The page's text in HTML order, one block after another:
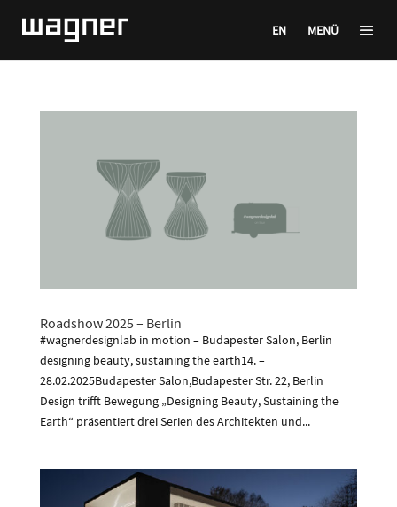
EN MENÜ
Roadshow 2025 – Berlin
#wagnerdesignlab in motion – Budapester Salon, Berlin
designing beauty, sustaining the earth14. –
28.02.2025Budapester Salon,Budapester Str. 22, Berlin
Design trifft Bewegung „Designing Beauty, Sustaining the
Earth“ präsentiert drei Serien des Architekten und...